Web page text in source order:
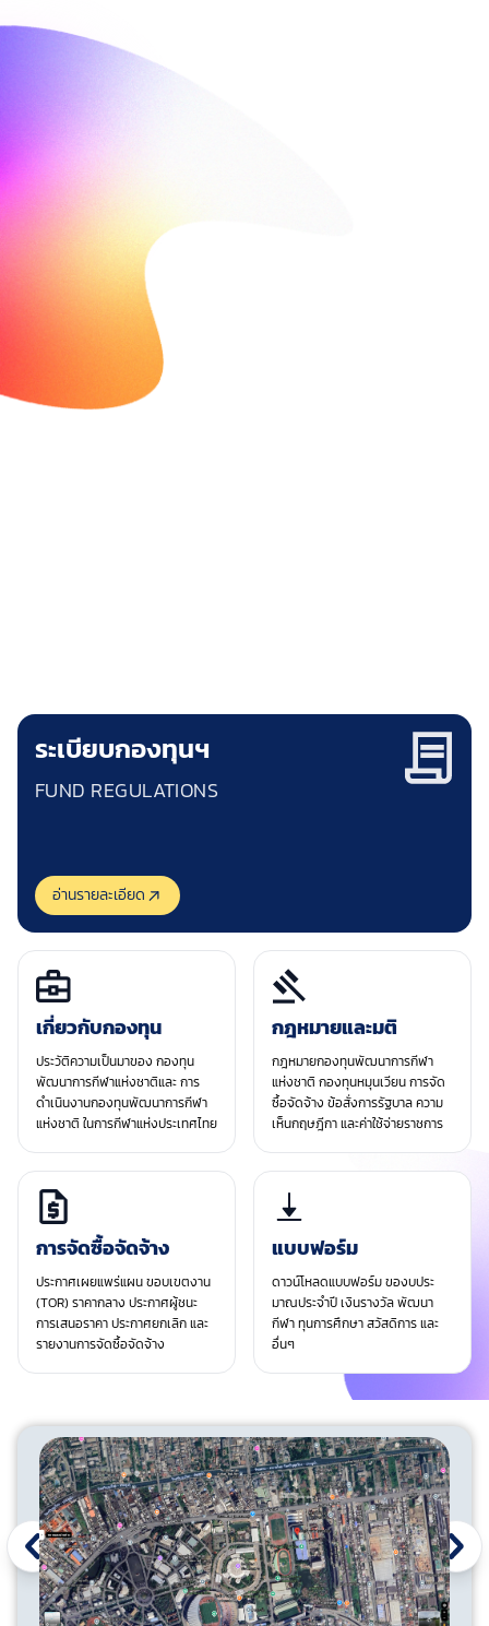
ระเบียบกองทุนฯ
FUND REGULATIONS
อ่านรายละเอียด
เกี่ยวกับกองทุน
ประวัติความเป็นมาของ กองทุน
พัฒนาการกีฬาแห่งชาติและ การ
ดำเนินงานกองทุนพัฒนาการกีฬา
แห่งชาติ ในการกีฬาแห่งประเทศไทย
กฎหมายและมติ
กฎหมายกองทุนพัฒนาการกีฬา
แห่งชาติ กองทุนหมุนเวียน การจัด
ซื้อจัดจ้าง ข้อสั่งการรัฐบาล ความ
เห็นกฤษฎีกา และค่าใช้จ่ายราชการ
การจัดซื้อจัดจ้าง
ประกาศเผยแพร่แผน ขอบเขตงาน
(TOR) ราคากลาง ประกาศผู้ชนะ
การเสนอราคา ประกาศยกเลิก และ
รายงานการจัดซื้อจัดจ้าง
แบบฟอร์ม
ดาวน์โหลดแบบฟอร์ม ของบประ
มาณประจําปี เงินรางวัล พัฒนา
กีฬา ทุนการศึกษา สวัสดิการ และ
อื่นๆ